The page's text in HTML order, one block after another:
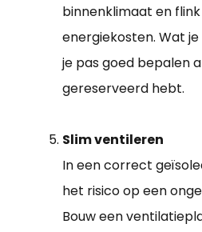
binnenklimaat en
energiekosten. Wat
je pas goed bepalen
gereserveerd hebt.
Slim ventileren
In een correct
het risico op een
Bouw een